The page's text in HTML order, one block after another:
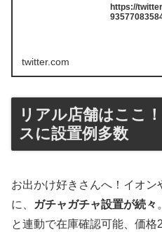
https://
twitter.com
リアル店舗はここ
スに設置例多数
お出かけ好きさんへ！イオ
に、
ガチャガチャ設置が続々
と連動で在庫確認可能、価